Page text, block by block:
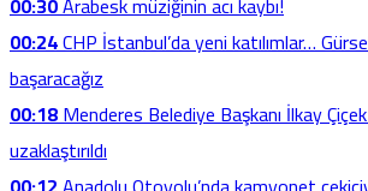
00:24CHP İstanbul’da yeni katılımlar…
başaracağız
00:18Menderes Belediye Başkanı İlkay
uzaklaştırıldı